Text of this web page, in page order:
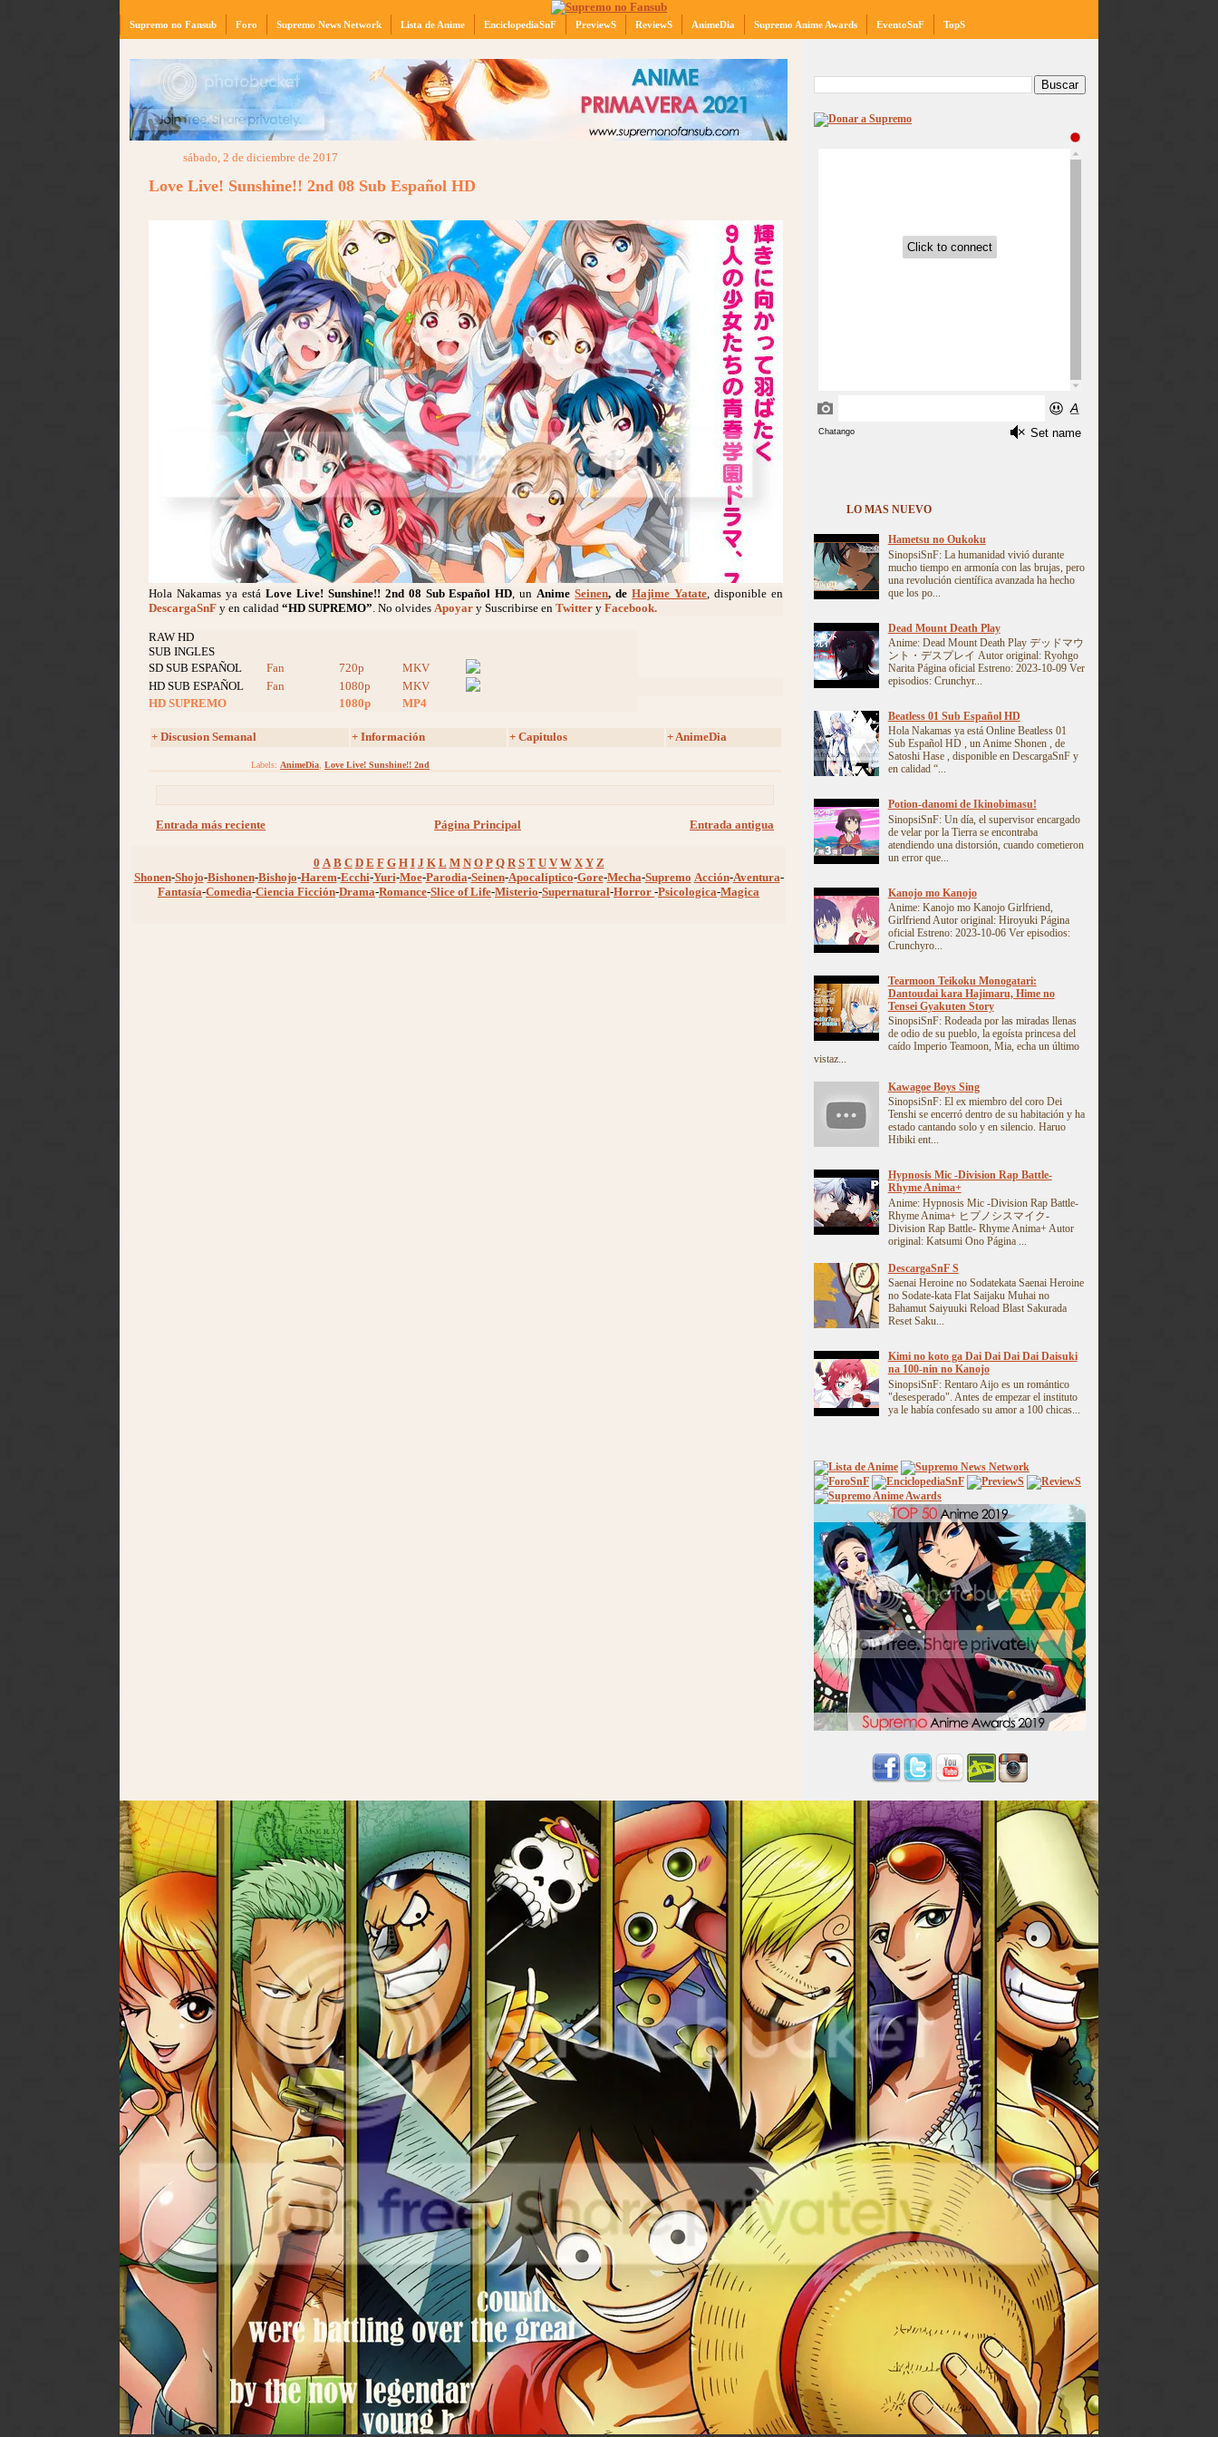
Supremo no Fansub Foro Supremo News Network Lista de Anime EnciclopediaSnF PreviewS ReviewS AnimeDia Supremo Anime Awards EventoSnF TopS
sábado, 2 de diciembre de 2017
Love Live! Sunshine!! 2nd 08 Sub Español HD
Hola Nakamas ya está Love Live! Sunshine!! 2nd08 Sub Español HD , un AnimeSeinen, deHajime Yatate , disponible en
DescargaSnF y en calidad “HD SUPREMO” . No olvides Apoyar y Suscribirse en Twitter y Facebook.
RAW HD
SUB INGLES
SD SUB ESPAÑOL
Fan 720p
MKV
HD SUB ESPAÑOL
Fan 1080p
MKV
HD SUPREMO
1080p MP4
+ Discusion Semanal + Información + Capitulos + AnimeDia
Labels: AnimeDia Love Live! Sunshine!! 2nd
Entrada más reciente Entrada antigua
Página Principal
0 A B C D E F G H I J K L M N O P Q R S T U V W X Y Z
Shonen-Shojo-Bishonen-Bishojo-Harem-Ecchi-Yuri-Moe-Parodia-Seinen-Apocalíptico-Gore-Mecha-Supremo Acción-Aventura-
Fantasía-Comedia-Ciencia Ficción-Drama-Romance-Slice of Life-Misterio-Supernatural-Horror -Psicologica-Magica
LO MAS NUEVO
Hametsu no Oukoku
SinopsiSnF: La humanidad vivió durante
mucho tiempo en armonía con las brujas, pero
una revolución científica avanzada ha hecho
que los po...
Dead Mount Death Play
Anime: Dead Mount Death Play デッドマウ
ント・デスプレイ Autor original: Ryohgo
Narita Página oficial Estreno: 2023-10-09 Ver
episodios: Crunchyr...
Beatless 01 Sub Español HD
Hola Nakamas ya está Online Beatless 01
Sub Español HD , un Anime Shonen , de
Satoshi Hase , disponible en DescargaSnF y
en calidad “...
Potion-danomi de Ikinobimasu!
SinopsiSnF: Un día, el supervisor encargado
de velar por la Tierra se encontraba
atendiendo una distorsión, cuando cometieron
un error que...
Kanojo mo Kanojo
Anime: Kanojo mo Kanojo Girlfriend,
Girlfriend Autor original: Hiroyuki Página
oficial Estreno: 2023-10-06 Ver episodios:
Crunchyro...
Tearmoon Teikoku Monogatari:
Dantoudai kara Hajimaru, Hime no
Tensei Gyakuten Story
SinopsiSnF: Rodeada por las miradas llenas
de odio de su pueblo, la egoísta princesa del
caído Imperio Teamoon, Mia, echa un último
vistaz...
Kawagoe Boys Sing
SinopsiSnF: El ex miembro del coro Dei
Tenshi se encerró dentro de su habitación y ha
estado cantando solo y en silencio. Haruo
Hibiki ent...
Hypnosis Mic -Division Rap Battle-
Rhyme Anima+
Anime: Hypnosis Mic -Division Rap Battle-
Rhyme Anima+ ヒプノシスマイク-
Division Rap Battle- Rhyme Anima+ Autor
original: Katsumi Ono Página ...
DescargaSnF S
Saenai Heroine no Sodatekata Saenai Heroine
no Sodate-kata Flat Saijaku Muhai no
Bahamut Saiyuuki Reload Blast Sakurada
Reset Saku...
Kimi no koto ga Dai Dai Dai Dai Daisuki
na 100-nin no Kanojo
SinopsiSnF: Rentaro Aijo es un romántico
"desesperado". Antes de empezar el instituto
ya le había confesado su amor a 100 chicas...